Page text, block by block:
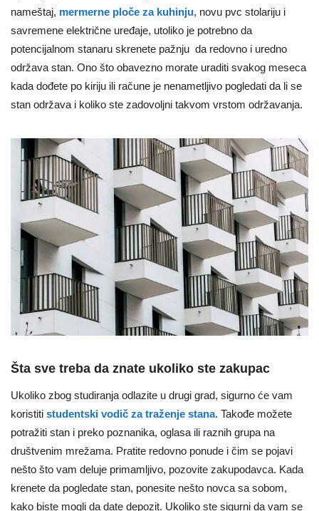
nameštaj, mermerne ploče za kuhinju, novu pvc stolariju i
savremene električne uređaje, utoliko je potrebno da
potencijalnom stanaru skrenete pažnju da redovno i uredno
održava stan. Ono što obavezno morate uraditi svakog meseca
kada dođete po kiriju ili račune je nenametljivo pogledati da li se
stan održava i koliko ste zadovoljni takvom vrstom održavanja.
Šta sve treba da znate ukoliko ste zakupac
Ukoliko zbog studiranja odlazite u drugi grad, sigurno će vam
koristiti studentski vodič za traženje stana. Takođe možete
potražiti stan i preko poznanika, oglasa ili raznih grupa na
društvenim mrežama. Pratite redovno ponude i čim se pojavi
nešto što vam deluje primamljivo, pozovite zakupodavca. Kada
krenete da pogledate stan, ponesite nešto novca sa sobom,
kako biste mogli da date depozit. Ukoliko ste sigurni da vam se